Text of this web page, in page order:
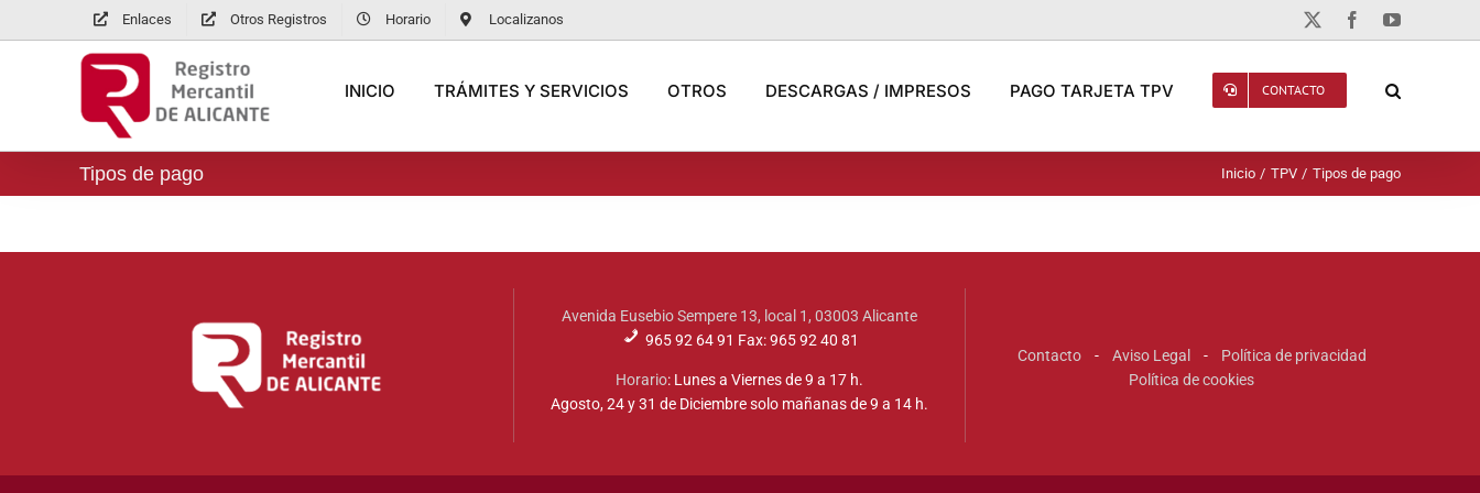
Enlaces Otros Registros Horario Localizanos FacebookYouTube
INICIO TRÁMITES Y SERVICIOS OTROS DESCARGAS / IMPRESOS PAGO TARJETA TPV CONTACTO
Tipos de pago Inicio TPV Tipos de pago
Avenida Eusebio Sempere 13, local 1, 03003 Alicante
965 92 64 91 Fax: 965 92 40 81
Horario: Lunes a Viernes de 9 a 17 h.
Agosto, 24 y 31 de Diciembre solo mañanas de 9 a 14 h.
Contacto- Aviso Legal - Política de privacidad
Política de cookies